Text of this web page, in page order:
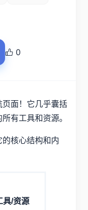
0
面！它几乎囊括
有工具和资源。
核心结构和内
具/资源